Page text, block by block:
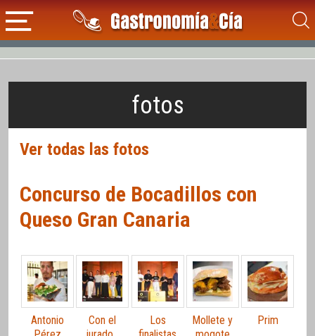
fotos
Ver todas las fotos
Concurso de Bocadillos con
Queso Gran Canaria
Antonio
Con el
Los
Mollete y
Prim